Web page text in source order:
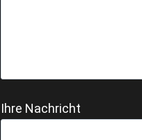
Ihre Nachricht